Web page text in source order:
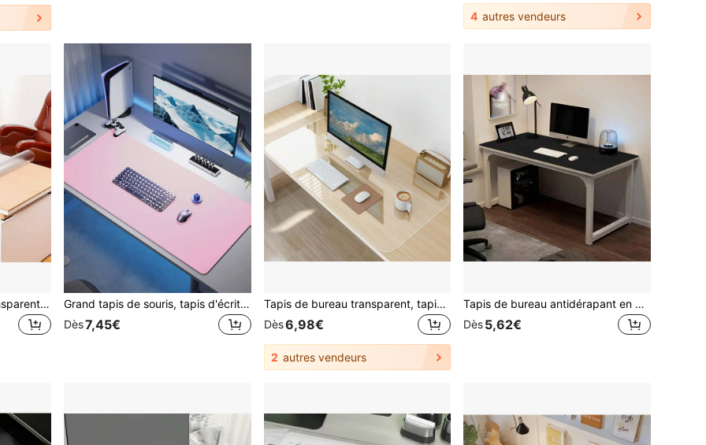
4 autres vendeurs
1 pièce Tapis de table transparent en PVC, imperméable, résistant à l'huile et à la chaleur, tapis de bureau transparent, protecteur de table polyvalent pour bureau de bureau, tapis de bureau d'étude pour étudiant, tapis de table à manger domestique, revêtement de bureau anti-rayures facile à essuyer et à nettoyer
Grand tapis de souris, tapis d'écriture, tapis de bureau, tapis de bureau de bureau, protecteur de bureau, tapis d'art des ongles, tapis de maquillage, cuir PU imperméable 90 X 43 cm 35,5x17 pouces tapis de bureau de jeu rose, protecteur de bureau, couleurs multiples, bureau, étudiant, tapis de décoration de maison, résistant aux rayures, résistant à l'usure, tapis de table basse en cuir anti-éblouissement, protecteur d'ordinateur portable
Dès7,45€
Tapis de bureau transparent, tapis de bureau transparent pour clavier et souris, tapis de bureau transparent pour couvrir le bureau, grand tapis de souris pour bureau, tapis de bureau transparent pour bureau et bureau à domicile
Dès6,98€
2 autres vendeurs
Tapis de bureau antidérapant en cuir, grand tapis de souris, protecteur de bureau en cuir PU imperméable, tapis de clavier & d'ordinateur, tapis d'écriture, décoration de bureau & décoration de maison, tapis de bureau & tapis de souris 2-en-1
Dès5,62€